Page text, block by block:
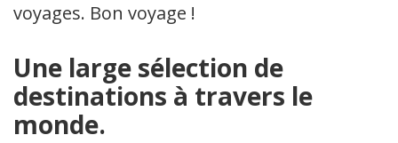
voyages. Bon voyage !
Une large sélection de
destinations à travers le
monde.